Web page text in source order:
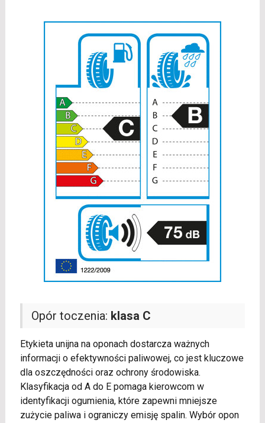
Opór toczenia: klasa C
Etykieta unijna na oponach dostarcza ważnych
informacji o efektywności paliwowej, co jest kluczowe
dla oszczędności oraz ochrony środowiska.
Klasyfikacja od A do E pomaga kierowcom w
identyfikacji ogumienia, które zapewni mniejsze
zużycie paliwa i ograniczy emisję spalin. Wybór opon